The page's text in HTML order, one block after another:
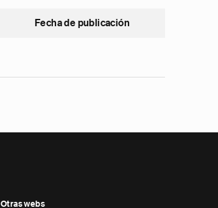
Fecha de publicación
Otras webs